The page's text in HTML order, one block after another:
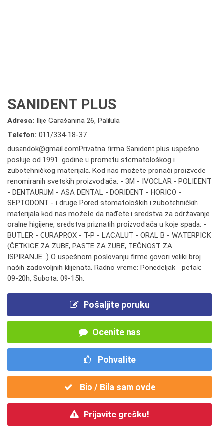
SANIDENT PLUS
Adresa: Ilije Garašanina 26, Palilula
Telefon: 011/334-18-37
dusandok@gmail.comPrivatna firma Sanident plus uspešno
posluje od 1991. godine u prometu stomatološkog i
zubotehničkog materijala. Kod nas možete pronaći proizvode
renomiranih svetskih proizvođača: - 3M - IVOCLAR - POLIDENT
- DENTAURUM - ASA DENTAL - DORIDENT - HORICO -
SEPTODONT - i druge Pored stomatoloških i zubotehničkih
materijala kod nas možete da nađete i sredstva za održavanje
oralne higijene, sredstva priznatih proizvođača u koje spada: -
BUTLER - CURAPROX - T-P - LACALUT - ORAL B - WATERPICK
(ČETKICE ZA ZUBE, PASTE ZA ZUBE, TEČNOST ZA
ISPIRANJE...) O uspešnom poslovanju firme govori veliki broj
naših zadovoljnih klijenata. Radno vreme: Ponedeljak - petak:
09-20h, Subota: 09-15h.
Pošaljite poruku
Ocenite nas
Pohvalite
Bio / Bila sam ovde
Prijavite grešku!